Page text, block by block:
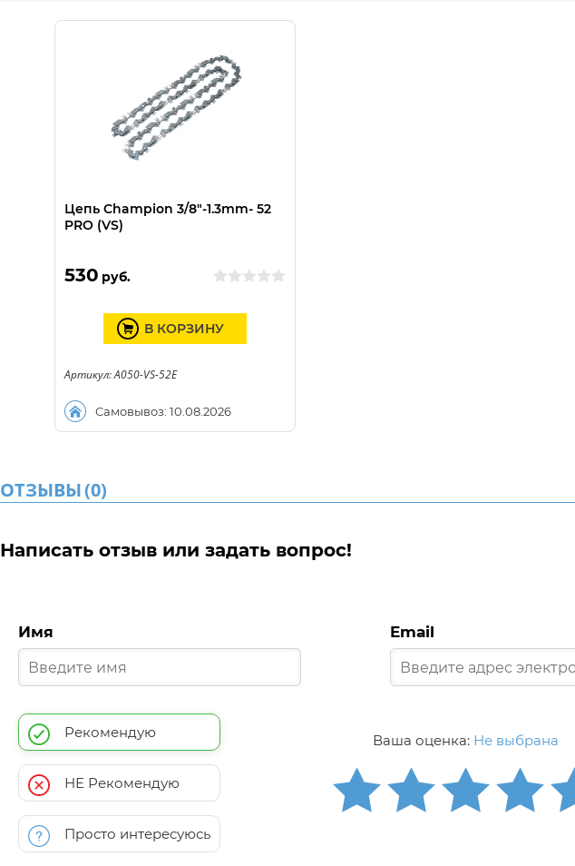
Цепь Champion 3/8"-1.3mm- 52
PRO (VS)
530 руб.
Самовывоз: 10.08.2026
В КОРЗИНУ
Артикул: A050-VS-52E
ОТЗЫВЫ(0)
Написать отзыв или задать вопрос!
Имя Email
Рекомендую
НЕ Рекомендую
Просто интересуюсь
Ваша оценка: Не выбрана